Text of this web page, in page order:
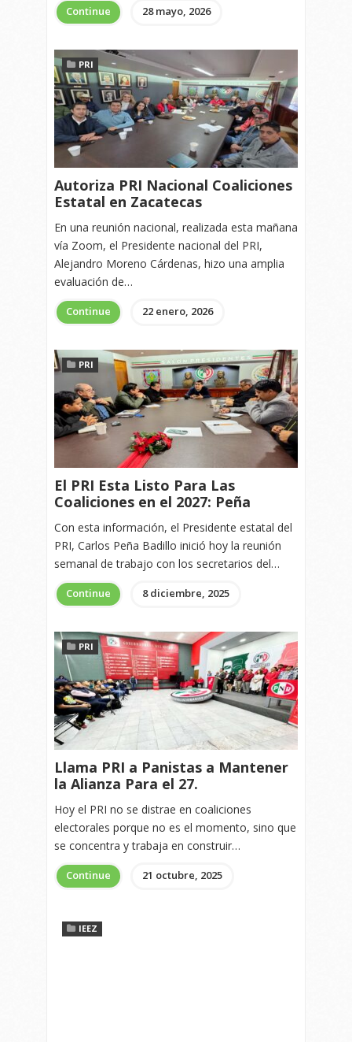
Continue 28 mayo, 2026
PRI
Autoriza PRI Nacional Coaliciones
Estatal en Zacatecas
En una reunión nacional, realizada esta mañana
vía Zoom, el Presidente nacional del PRI,
Alejandro Moreno Cárdenas, hizo una amplia
evaluación de…
Continue 22 enero, 2026
PRI
El PRI Esta Listo Para Las
Coaliciones en el 2027: Peña
Con esta información, el Presidente estatal del
PRI, Carlos Peña Badillo inició hoy la reunión
semanal de trabajo con los secretarios del…
Continue 8 diciembre, 2025
PRI
Llama PRI a Panistas a Mantener
la Alianza Para el 27.
Hoy el PRI no se distrae en coaliciones
electorales porque no es el momento, sino que
se concentra y trabaja en construir…
Continue 21 octubre, 2025
IEEZ